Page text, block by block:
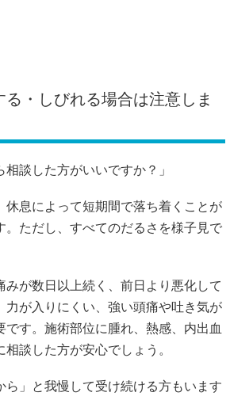
・しびれる場合は注意しま
相談した方がいいですか？」
休息によって短期間で落ち着くことが
。ただし、すべてのだるさを様子見で
みが数日以上続く、前日より悪化して
力が入りにくい、強い頭痛や吐き気が
です。施術部位に腫れ、熱感、内出血
談した方が安心でしょう。
ら」と我慢して受け続ける方もいます